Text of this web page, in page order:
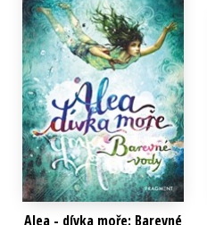
Alea - dívka moře: Barevné